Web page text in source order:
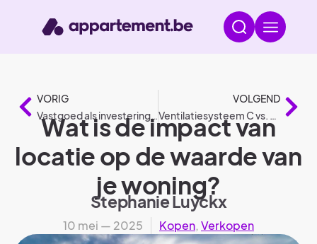
VORIG
Vastgoed als investering: nieuwbouw vs. bestaand pand
VOLGEND
Ventilatiesysteem C vs. D in je appartement
Wat is de impact van
locatie op de waarde van
je woning?
Stephanie Luyckx
10 mei — 2025 Kopen, Verkopen